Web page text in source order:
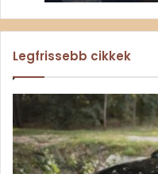
Legfrissebb cikkek